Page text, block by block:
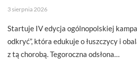
3 sierpnia 2026
Startuje IV edycja ogólnopolskiej
odkryć”, która edukuje o łuszczycy i
z tą chorobą. Tegoroczna odsłona…